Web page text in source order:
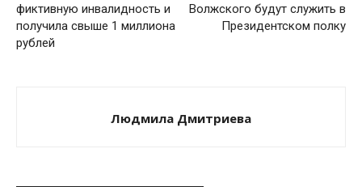
фиктивную инвалидность и
получила свыше 1 миллиона
рублей
Волжского будут служить в
Президентском полку
Людмила Дмитриева